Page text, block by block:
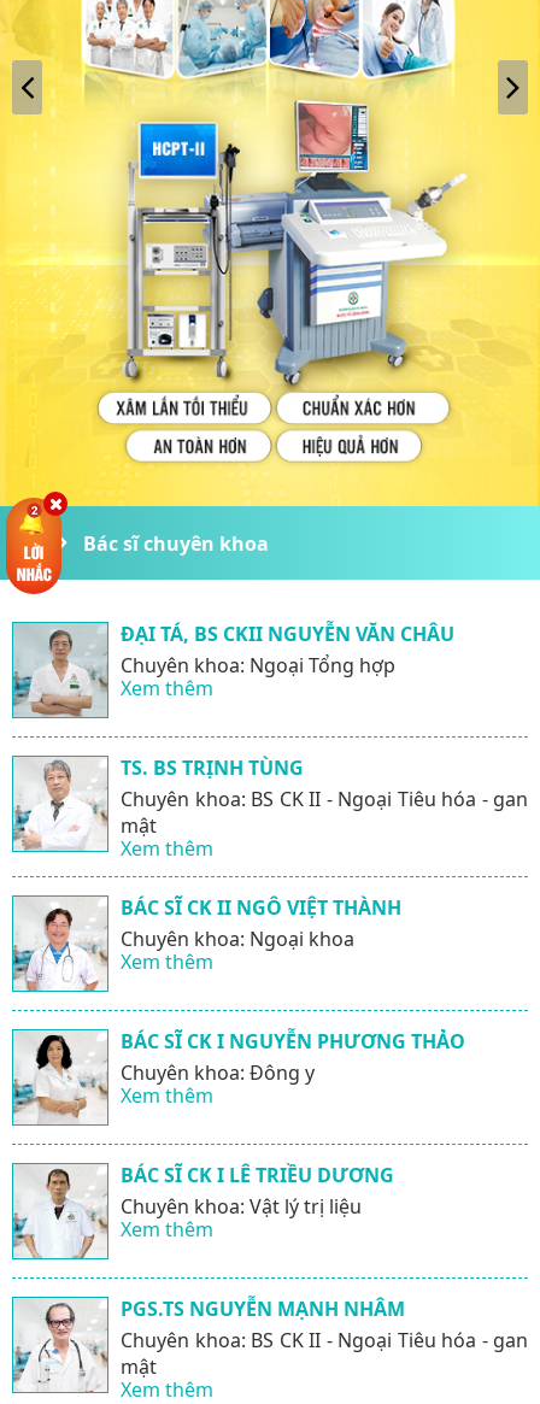
Bác sĩ chuyên khoa
ĐẠI TÁ, BS CKII NGUYỄN VĂN CHÂU
Chuyên khoa: Ngoại Tổng hợp
Xem thêm
TS. BS TRỊNH TÙNG
Chuyên khoa: BS CK II - Ngoại Tiêu hóa - gan
mật
Xem thêm
BÁC SĨ CK II NGÔ VIỆT THÀNH
Chuyên khoa: Ngoại khoa
Xem thêm
BÁC SĨ CK I NGUYỄN PHƯƠNG THẢO
Chuyên khoa: Đông y
Xem thêm
BÁC SĨ CK I LÊ TRIỀU DƯƠNG
Chuyên khoa: Vật lý trị liệu
Xem thêm
PGS.TS NGUYỄN MẠNH NHÂM
Chuyên khoa: BS CK II - Ngoại Tiêu hóa - gan
mật
Xem thêm